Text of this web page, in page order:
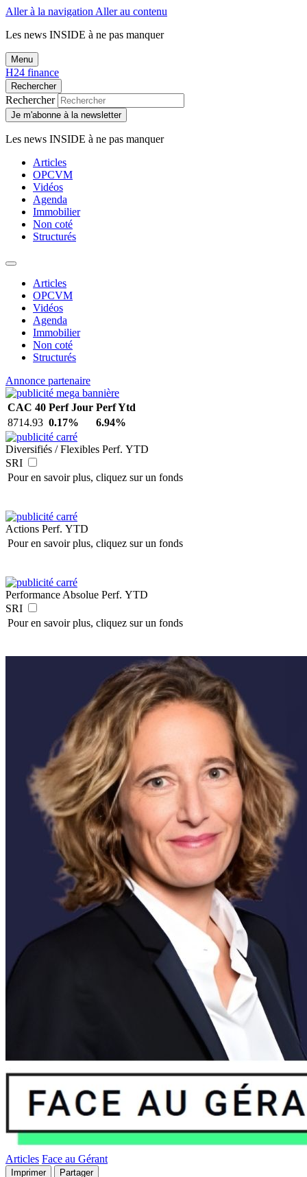
Aller à la navigation Aller au contenu
Les news INSIDE à ne pas manquer
Menu
H24 finance
Rechercher
Rechercher
Je m'abonne à la newsletter
Les news INSIDE à ne pas manquer
Articles
OPCVM
Vidéos
Agenda
Immobilier
Non coté
Structurés
Articles
OPCVM
Vidéos
Agenda
Immobilier
Non coté
Structurés
Annonce partenaire
CAC 40 Perf Jour Perf Ytd
8714.93 0.17% 6.94%
Diversifiés / Flexibles Perf. YTD
SRI
Pour en savoir plus, cliquez sur un fonds
Actions Perf. YTD
Pour en savoir plus, cliquez sur un fonds
Performance Absolue Perf. YTD
SRI
Pour en savoir plus, cliquez sur un fonds
Articles Face au Gérant
Imprimer Partager